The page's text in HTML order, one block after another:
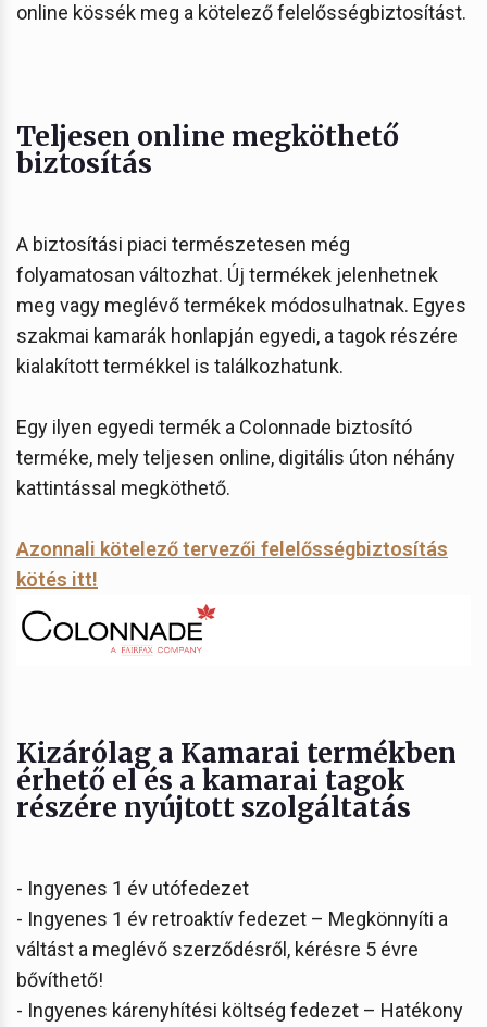
online kössék meg a kötelező felelősségbiztosítást.
Teljesen online megköthető
biztosítás
A biztosítási piaci természetesen még
folyamatosan változhat. Új termékek jelenhetnek
meg vagy meglévő termékek módosulhatnak. Egyes
szakmai kamarák honlapján egyedi, a tagok részére
kialakított termékkel is találkozhatunk.
Egy ilyen egyedi termék a Colonnade biztosító
terméke, mely teljesen online, digitális úton néhány
kattintással megköthető.
Azonnali kötelező tervezői felelősségbiztosítás
kötés itt!
Kizárólag a Kamarai termékben
érhető el és a kamarai tagok
részére nyújtott szolgáltatás
- Ingyenes 1 év utófedezet
- Ingyenes 1 év retroaktív fedezet – Megkönnyíti a
váltást a meglévő szerződésről, kérésre 5 évre
bővíthető!
- Ingyenes kárenyhítési költség fedezet – Hatékony